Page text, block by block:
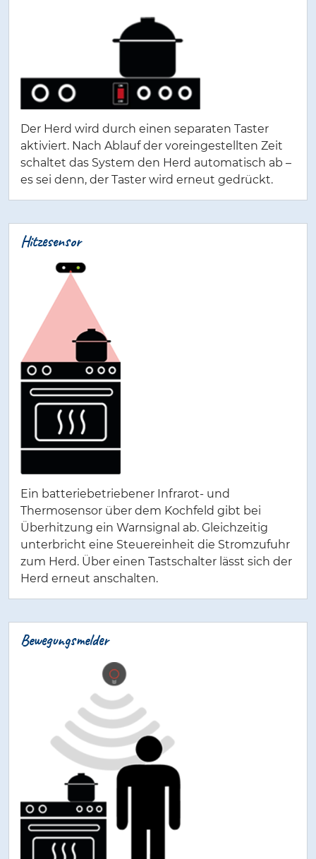
Der Herd wird durch einen separaten Taster
aktiviert. Nach Ablauf der voreingestellten Zeit
schaltet das System den Herd automatisch ab –
es sei denn, der Taster wird erneut gedrückt.
Hitzesensor
Ein batteriebetriebener Infrarot- und
Thermosensor über dem Kochfeld gibt bei
Überhitzung ein Warnsignal ab. Gleichzeitig
unterbricht eine Steuereinheit die Stromzufuhr
zum Herd. Über einen Tastschalter lässt sich der
Herd erneut anschalten.
Bewegungsmelder